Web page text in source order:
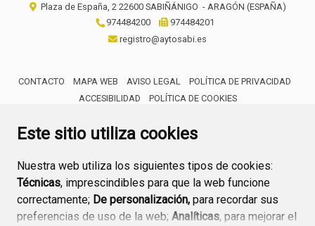
Este sitio utiliza cookies
Nuestra web utiliza los siguientes tipos de cookies:
Técnicas, imprescindibles para que la web funcione
correctamente; De personalización, para recordar sus
preferencias de uso de la web; Analíticas, para mejorar el
Plaza de España, 2 22600 SABIÑÁNIGO - ARAGÓN (ESPAÑA)
974484200
974484201
registro@aytosabi.es
CONTACTO MAPA WEB AVISO LEGAL
POLÍTICA DE PRIVACIDAD
ACCESIBILIDAD
POLÍTICA DE COOKIES